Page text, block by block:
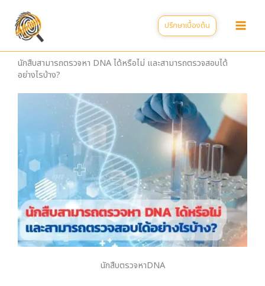
content
ปรึกษาเบื้องต้น
นักสืบสามารถตรวจหา DNA ได้หรือไม่ และสามารถตรวจสอบได้
อย่างไรบ้าง?
นักสืบตรวจหาDNA